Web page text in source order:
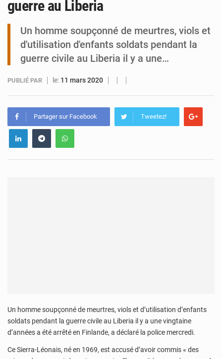
guerre au Liberia
Un homme soupçonné de meurtres, viols et
d'utilisation d'enfants soldats pendant la
guerre civile au Liberia il y a une…
PUBLIÉ PAR le: 11 mars 2020
Partager sur Facebook Tweetez!
Un homme soupçonné de meurtres, viols et d’utilisation d’enfants
soldats pendant la guerre civile au Liberia il y a une vingtaine
d’années a été arrêté en Finlande, a déclaré la police mercredi.
Ce Sierra-Léonais, né en 1969, est accusé d’avoir commis « des